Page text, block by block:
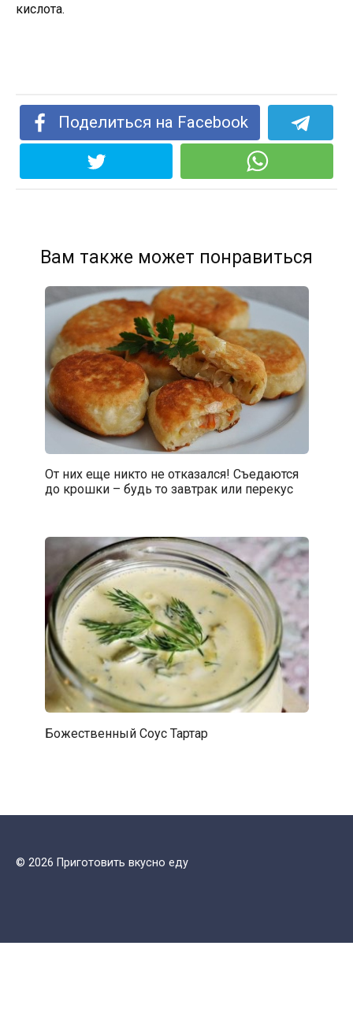
кислота.
Поделиться на Facebook
Вам также может понравиться
От них еще никто не отказался! Съедаются
до крошки – будь то завтрак или перекус
Божественный Соус Тартар
© 2026 Приготовить вкусно еду